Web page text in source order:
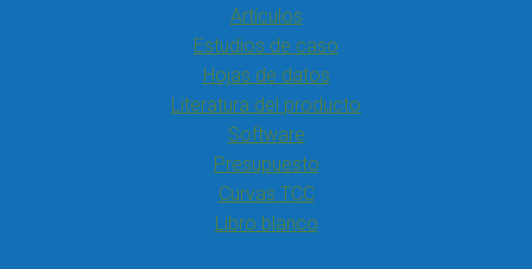
Artículos
Estudios de caso
Hojas de datos
Literatura del producto
Software
Presupuesto
Curvas TCC
Libro blanco